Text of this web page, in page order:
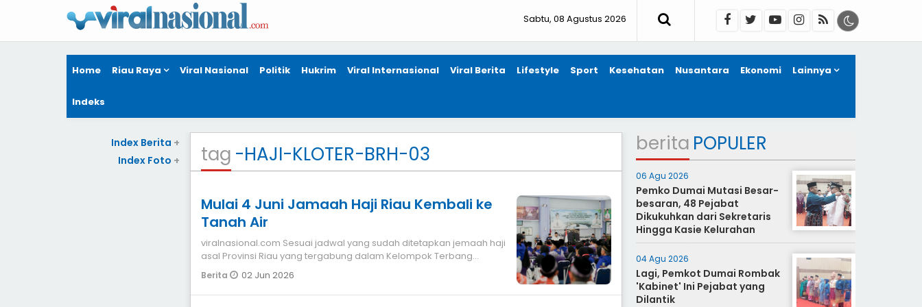
Sabtu, 08 Agustus 2026
Home Riau Raya Viral Nasional Politik Hukrim Viral Internasional Viral Berita Lifestyle Sport Kesehatan Nusantara Ekonomi Lainnya
Indeks
tag -HAJI-KLOTER-BRH-03
Mulai 4 Juni Jamaah Haji Riau Kembali ke
Tanah Air
viralnasional.com Sesuai jadwal yang sudah ditetapkan jemaah haji
asal Provinsi Riau yang tergabung dalam Kelompok Terbang
(Kloter) BTH 0
Berita 02 Jun 2026
Index Berita +
Index Foto +
berita POPULER
06 Agu 2026
Pemko Dumai Mutasi Besar-
besaran, 48 Pejabat
Dikukuhkan dari Sekretaris
Hingga Kasie Kelurahan
04 Agu 2026
Lagi, Pemkot Dumai Rombak
'Kabinet' Ini Pejabat yang
Dilantik